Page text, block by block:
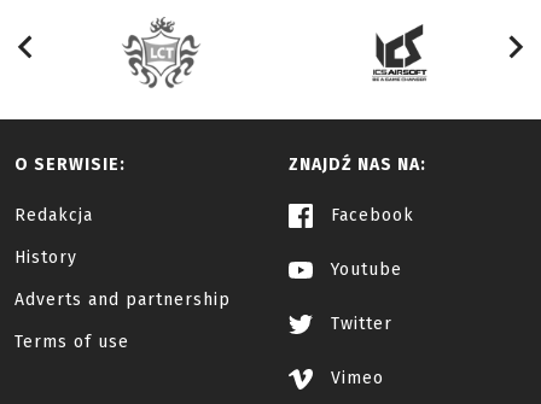
O SERWISIE:
Redakcja
History
Adverts and partnership
Terms of use
ZNAJDŹ NAS NA:
Facebook
Youtube
Twitter
Vimeo